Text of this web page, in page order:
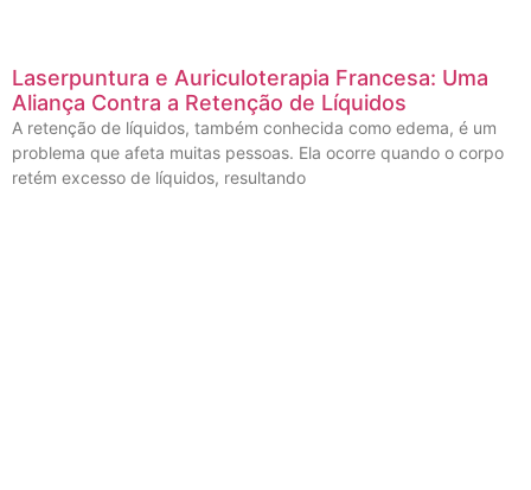
Laserpuntura e Auriculoterapia Francesa: Uma
Aliança Contra a Retenção de Líquidos
A retenção de líquidos, também conhecida como edema, é um
problema que afeta muitas pessoas. Ela ocorre quando o corpo
retém excesso de líquidos, resultando